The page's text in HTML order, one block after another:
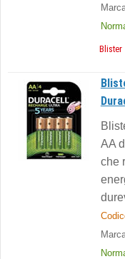
Blister
AA
che